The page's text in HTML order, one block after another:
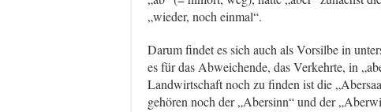
„wieder, noch einmal“.
Darum findet es sich auch als Vorsilbe in
es für das Abweichende, das Verkehrte, in
Landwirtschaft noch zu finden ist die
gehören noch der „Abersinn“ und der